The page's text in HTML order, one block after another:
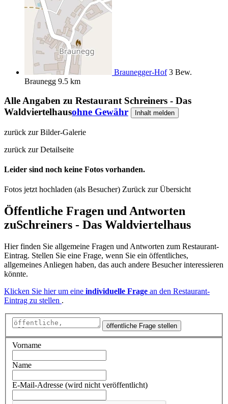
Braunegger-Hof 3 Bew.
Braunegg 9.5 km
Alle Angaben zu Restaurant Schreiners - Das
Waldviertelhausohne Gewähr Inhalt melden
zurück zur Bilder-Galerie
zurück zur Detailseite
Leider sind noch keine Fotos vorhanden.
Fotos jetzt hochladen (als Besucher) Zurück zur Übersicht
Öffentliche Fragen und Antworten
zuSchreiners - Das Waldviertelhaus
Hier finden Sie allgemeine Fragen und Antworten zum Restaurant-
Eintrag. Stellen Sie eine Frage, wenn Sie ein öffentliches,
allgemeines Anliegen haben, das auch andere Besucher interessieren
könnte.
Klicken Sie hier um eine individuelle Frage an den Restaurant-
Eintrag zu stellen .
öffentliche Frage stellen
Vorname
Name
E-Mail-Adresse (wird nicht veröffentlicht)